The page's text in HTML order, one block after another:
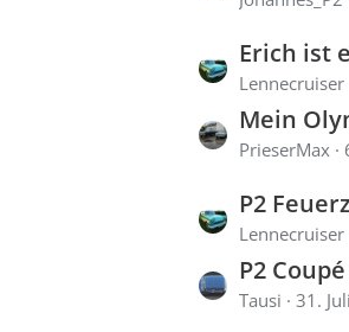
g
e
e
t
ä
L
e
t
z
e
e
Erich ist
Lennecruiser
Mein
PrieserMax
L
e
t
z
P2
Lennecruiser
P2
Tausi 31.